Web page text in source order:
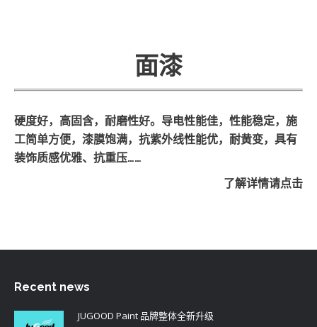
面漆
硬度好，高固含，耐磨性好。导电性能佳，性能稳定，施
工简单方便，漆膜饱满，抗紫外线性能优，耐黄变，具有
装饰质感优雅、抗重压……
了解详情请点击
Recent news
JUGOOD Paint 品牌整体全新升级